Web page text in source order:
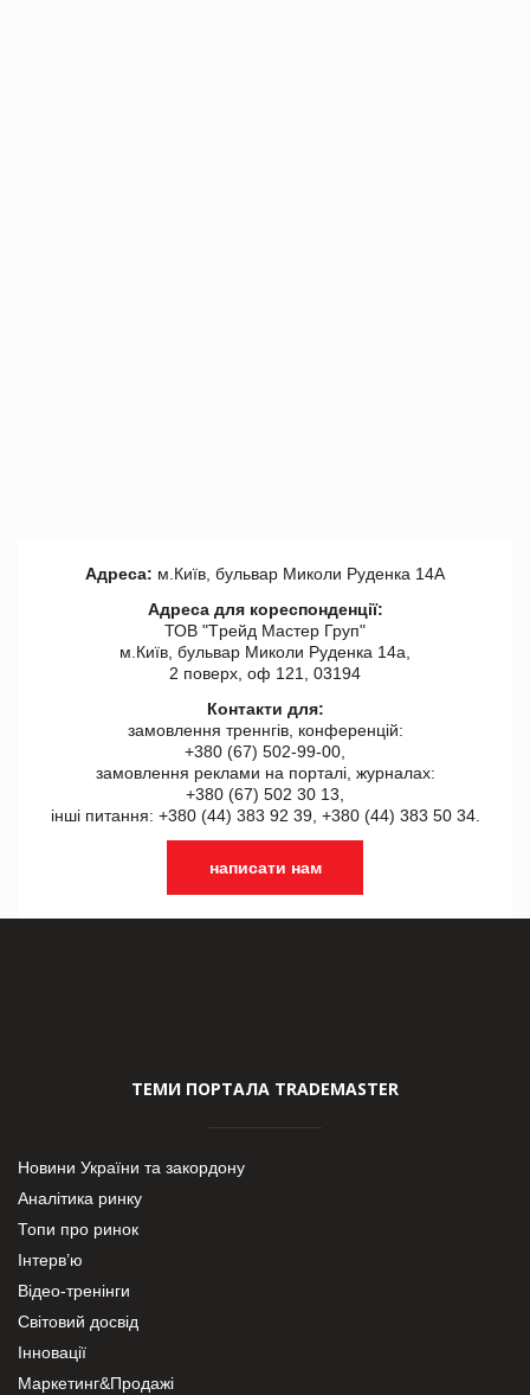
Адреса: м.Київ, бульвар Миколи Руденка 14А
Адреса для кореспонденції:
ТОВ "Tрейд Мастер Груп"
м.Київ, бульвар Миколи Руденка 14а,
2 поверх, оф 121, 03194
Контакти для:
замовлення треннгів, конференцій:
+380 (67) 502-99-00,
замовлення реклами на порталі, журналах:
+380 (67) 502 30 13,
інші питання: +380 (44) 383 92 39, +380 (44) 383 50 34.
написати нам
ТЕМИ ПОРТАЛА TRADEMASTER
Новини України та закордону
Аналітика ринку
Топи про ринок
Інтерв’ю
Відео-тренінги
Світовий досвід
Інновації
Маркетинг&Продажі